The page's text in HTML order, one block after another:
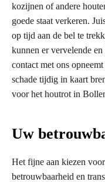
kozijnen of andere
goede staat verkeren.
op tijd aan de bel te
kunnen er vervelende
contact met ons
schade tijdig in kaart
voor het houtrot in
Uw
Het fijne aan kiezen
betrouwbaarheid en